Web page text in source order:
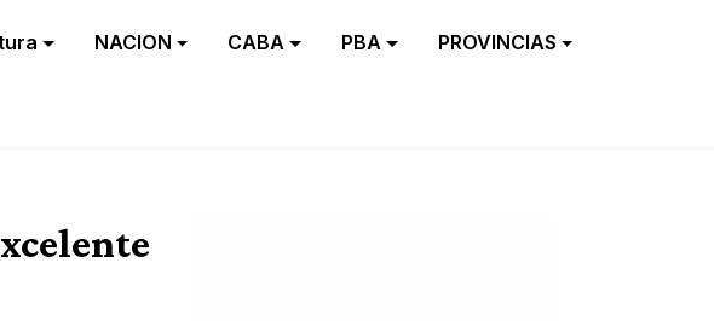
NACION CABA PBA PROVINCIAS